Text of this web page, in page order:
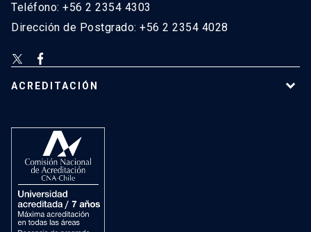
Teléfono: +56 2 2354 4303
Dirección de Postgrado: +56 2 2354 4028
ACREDITACIÓN